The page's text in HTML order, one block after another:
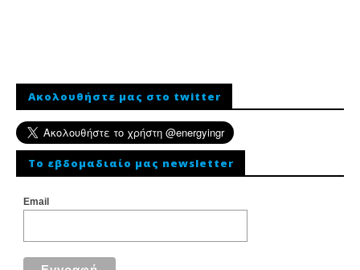
Ακολουθήστε μας στο twitter
To εβδομαδιαίο μας newsletter
Email